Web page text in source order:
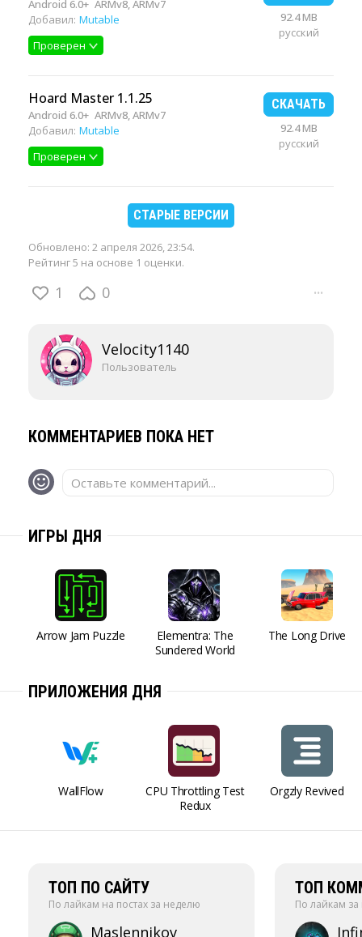
Android 6.0+ ARMv8, ARMv7
Добавил: Mutable
Проверен
92.4 MB
русский
Hoard Master 1.1.25
Android 6.0+ ARMv8, ARMv7
Добавил: Mutable
Проверен
СКАЧАТЬ
92.4 MB
русский
СТАРЫЕ ВЕРСИИ
Обновлено: 2 апреля 2026, 23:54.
Рейтинг 5 на основе 1 оценки.
1 0 ···
Velocity1140
Пользователь
КОММЕНТАРИЕВ ПОКА НЕТ
Оставьте комментарий...
ИГРЫ ДНЯ
Arrow Jam Puzzle
Elementra: The
Sundered World
The Long Drive
ПРИЛОЖЕНИЯ ДНЯ
WallFlow
CPU Throttling Test
Redux
Orgzly Revived
ТОП ПО САЙТУ
По лайкам на постах за неделю
Maslennikov
ТОП
По лайкам